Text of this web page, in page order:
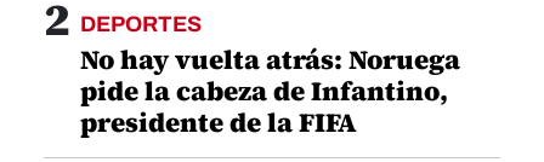
4 DEPORTES
Jack Jean-Baptiste habla previo
al duelo contra Juticalpa